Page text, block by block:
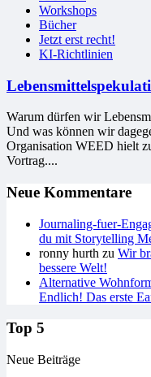
Workshops
Bücher
Jetzt erst recht!
KI-Richtlinien
Warum dürfen wir
Und was können wir
Organisation WEED hielt
Vortrag....
Neue Kommentare
Journaling-fuer-
du mit Storytelling
ronny hurth zu Wir
bessere Welt!
Alternative
Endlich! Das erste
Top 5
Neue Beiträge